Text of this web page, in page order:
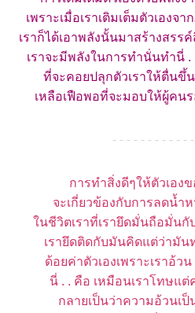
เพราะเมื่อเราเติมเต็มตัวเอง
เราก็ได้เอาพลังนั้นมาสร้างสรร
เราจะมีพลังในการทำนั่นทำนี่ .
ที่จะคอยปลุกตัวเราให้ตื่นขึ้
เหลือเฟือพอที่จะมอบให้ผู้คน
- - - - - - - - - - -
การทำสิ่งดีๆให้ตัวเอง
จะเกี่ยวข้องกับการลดน้ำ
นชีวิตเราที่เรายึดมั่นถือมั่นกั
เรายึดติดกับมันคิดแต่ว่ามัน
ด้อยค่าตัวเองเพราะเราอ้ว
นี่ . . คือ เหมือนเราโทษแ
กลายเป็นว่าความอ้วนเป็